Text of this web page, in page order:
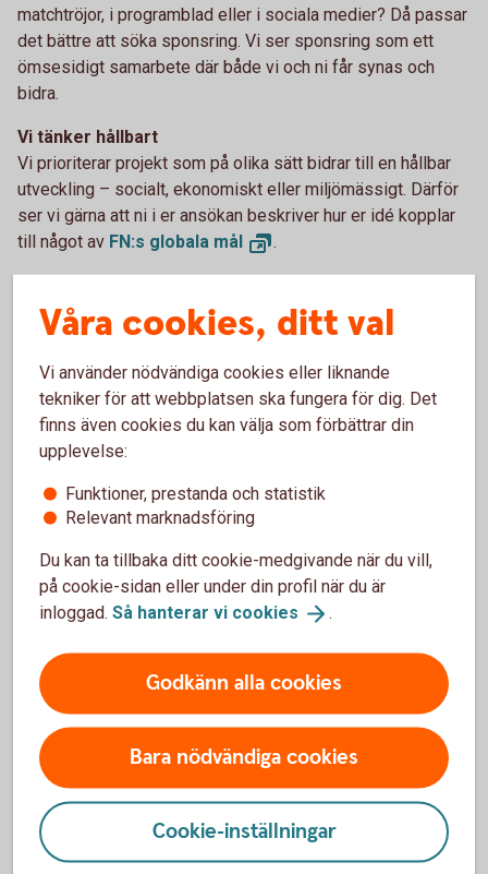
matchtröjor, i programblad eller i sociala medier? Då passar
det bättre att söka sponsring. Vi ser sponsring som ett
ömsesidigt samarbete där både vi och ni får synas och
bidra.
Vi tänker hållbart
Vi prioriterar projekt som på olika sätt bidrar till en hållbar
utveckling – socialt, ekonomiskt eller miljömässigt. Därför
ser vi gärna att ni i er ansökan beskriver hur er idé kopplar
till något av FN:s globala mål .
verkar. Tveka inte att söka stöd från oss för ett projekt ni
tror på!
Viktiga datum – sök i tid!
Vi behandlar ansökningar fyra gånger per år, så kom ihåg att
skicka in er ansökan senast: 28 februari, 30 maj, 31 augusti
och 30 november. Ansökningar som kommer in efter utsatt
datum behandlas nästkommande period.
Ansökan görs enkelt via vårt formulär på webben eller
genom att skicka det ifyllda dokumentet till oss via mejl.
Ansök om bidrag och sponsring
Våra cookies, ditt val
Vi använder nödvändiga cookies eller liknande
tekniker för att webbplatsen ska fungera för dig. Det
finns även cookies du kan välja som förbättrar din
upplevelse:
Funktioner, prestanda och statistik
Relevant marknadsföring
Du kan ta tillbaka ditt cookie-medgivande när du vill,
på cookie-sidan eller under din profil när du är
inloggad. Så hanterar vi cookies .
Godkänn alla cookies
Bara nödvändiga cookies
Cookie-inställningar